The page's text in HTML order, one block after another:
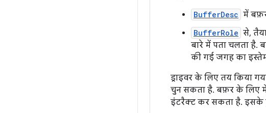
BufferDesc में बफ़र
BufferRole से,
बारे में पता चलता
की गई जगह का
ड्राइवर के लिए तय किया
चुन सकता है. बफ़र के लिए
इंटरैक्ट कर सकता है. इसके